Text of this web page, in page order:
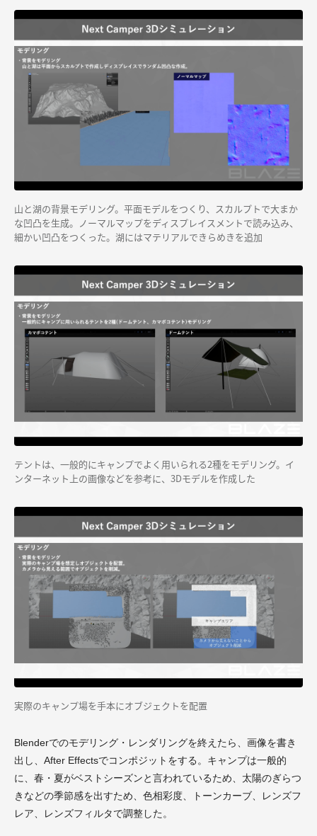
山と湖の背景モデリング。平面モデルをつくり、スカルプトで大まか
な凹凸を生成。ノーマルマップをディスプレイスメントで読み込み、
細かい凹凸をつくった。湖にはマテリアルできらめきを追加
テントは、一般的にキャンプでよく用いられる2種をモデリング。イ
ンターネット上の画像などを参考に、3Dモデルを作成した
実際のキャンプ場を手本にオブジェクトを配置
Blenderでのモデリング・レンダリングを終えたら、画像を書き
出し、After Effectsでコンポジットをする。キャンプは一般的
に、春・夏がベストシーズンと言われているため、太陽のぎらつ
きなどの季節感を出すため、色相彩度、トーンカーブ、レンズフ
レア、レンズフィルタで調整した。